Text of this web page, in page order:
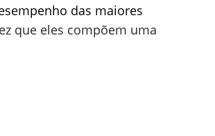
das maiores
que eles compõem uma